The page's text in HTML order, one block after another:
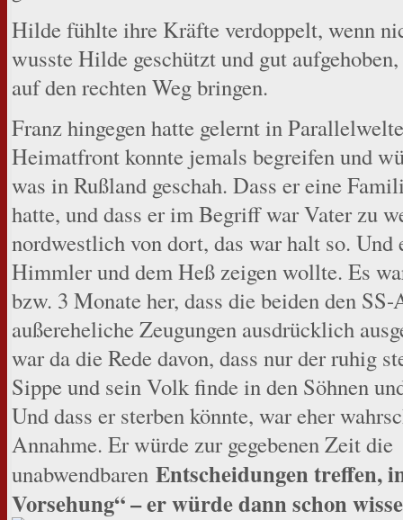
Hilde fühlte ihre Kräfte verdoppelt, wenn
wusste Hilde geschützt und gut
auf den rechten Weg bringen.
Franz hingegen hatte gelernt in
Heimatfront konnte jemals begreifen und
was in Rußland geschah. Dass er eine
hatte, und dass er im Begriff war Vater zu
nordwestlich von dort, das war halt so.
Himmler und dem Heß zeigen wollte. Es
bzw. 3 Monate her, dass die beiden den
außereheliche Zeugungen ausdrücklich
war da die Rede davon, dass nur der ruhig
Sippe und sein Volk finde in den Söhnen
Und dass er sterben könnte, war eher
Annahme. Er würde zur gegebenen Zeit die
unabwendbaren Entscheidungen treffen,
Vorsehung“ – er würde dann schon